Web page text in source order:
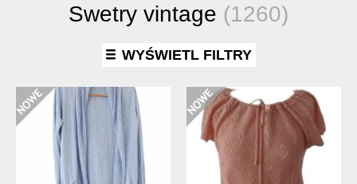
Swetry vintage (1260)
WYŚWIETL FILTRY